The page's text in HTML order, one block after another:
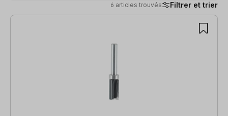
6 articles trouvés Filtrer et trier
6 articles trouvés